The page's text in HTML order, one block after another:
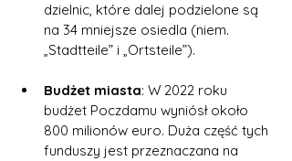
dzielnic, które dalej podzielone są
na 34 mniejsze osiedla (niem.
„Stadtteile” i „Ortsteile”).
Budżet miasta: W 2022 roku
budżet Poczdamu wyniósł około
800 milionów euro. Duża część tych
funduszy jest przeznaczana na